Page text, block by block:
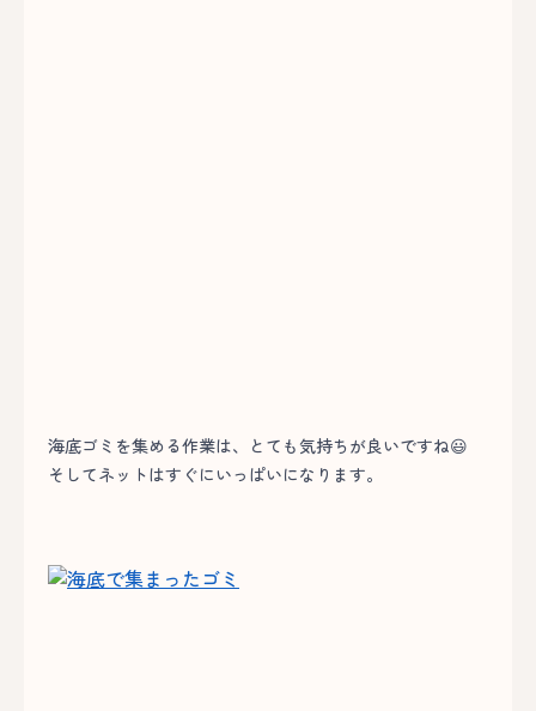
海底ゴミを集める作業は、とても気持ちが良いですね😃
そしてネットはすぐにいっぱいになります。